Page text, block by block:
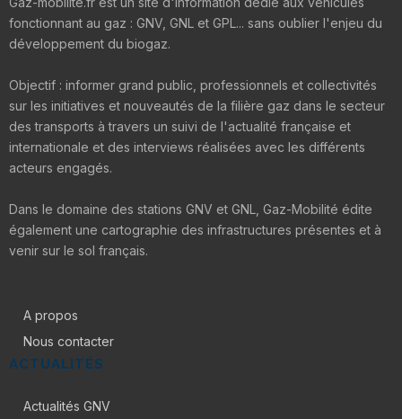
fonctionnant au gaz : GNV, GNL et GPL... sans oublier l'enjeu du
développement du biogaz.
Objectif : informer grand public, professionnels et collectivités
sur les initiatives et nouveautés de la filière gaz dans le secteur
des transports à travers un suivi de l'actualité française et
internationale et des interviews réalisées avec les différents
acteurs engagés.
Dans le domaine des stations GNV et GNL, Gaz-Mobilité édite
également une cartographie des infrastructures présentes et à
venir sur le sol français.
A propos
Nous contacter
ACTUALITÉS
Actualités GNV